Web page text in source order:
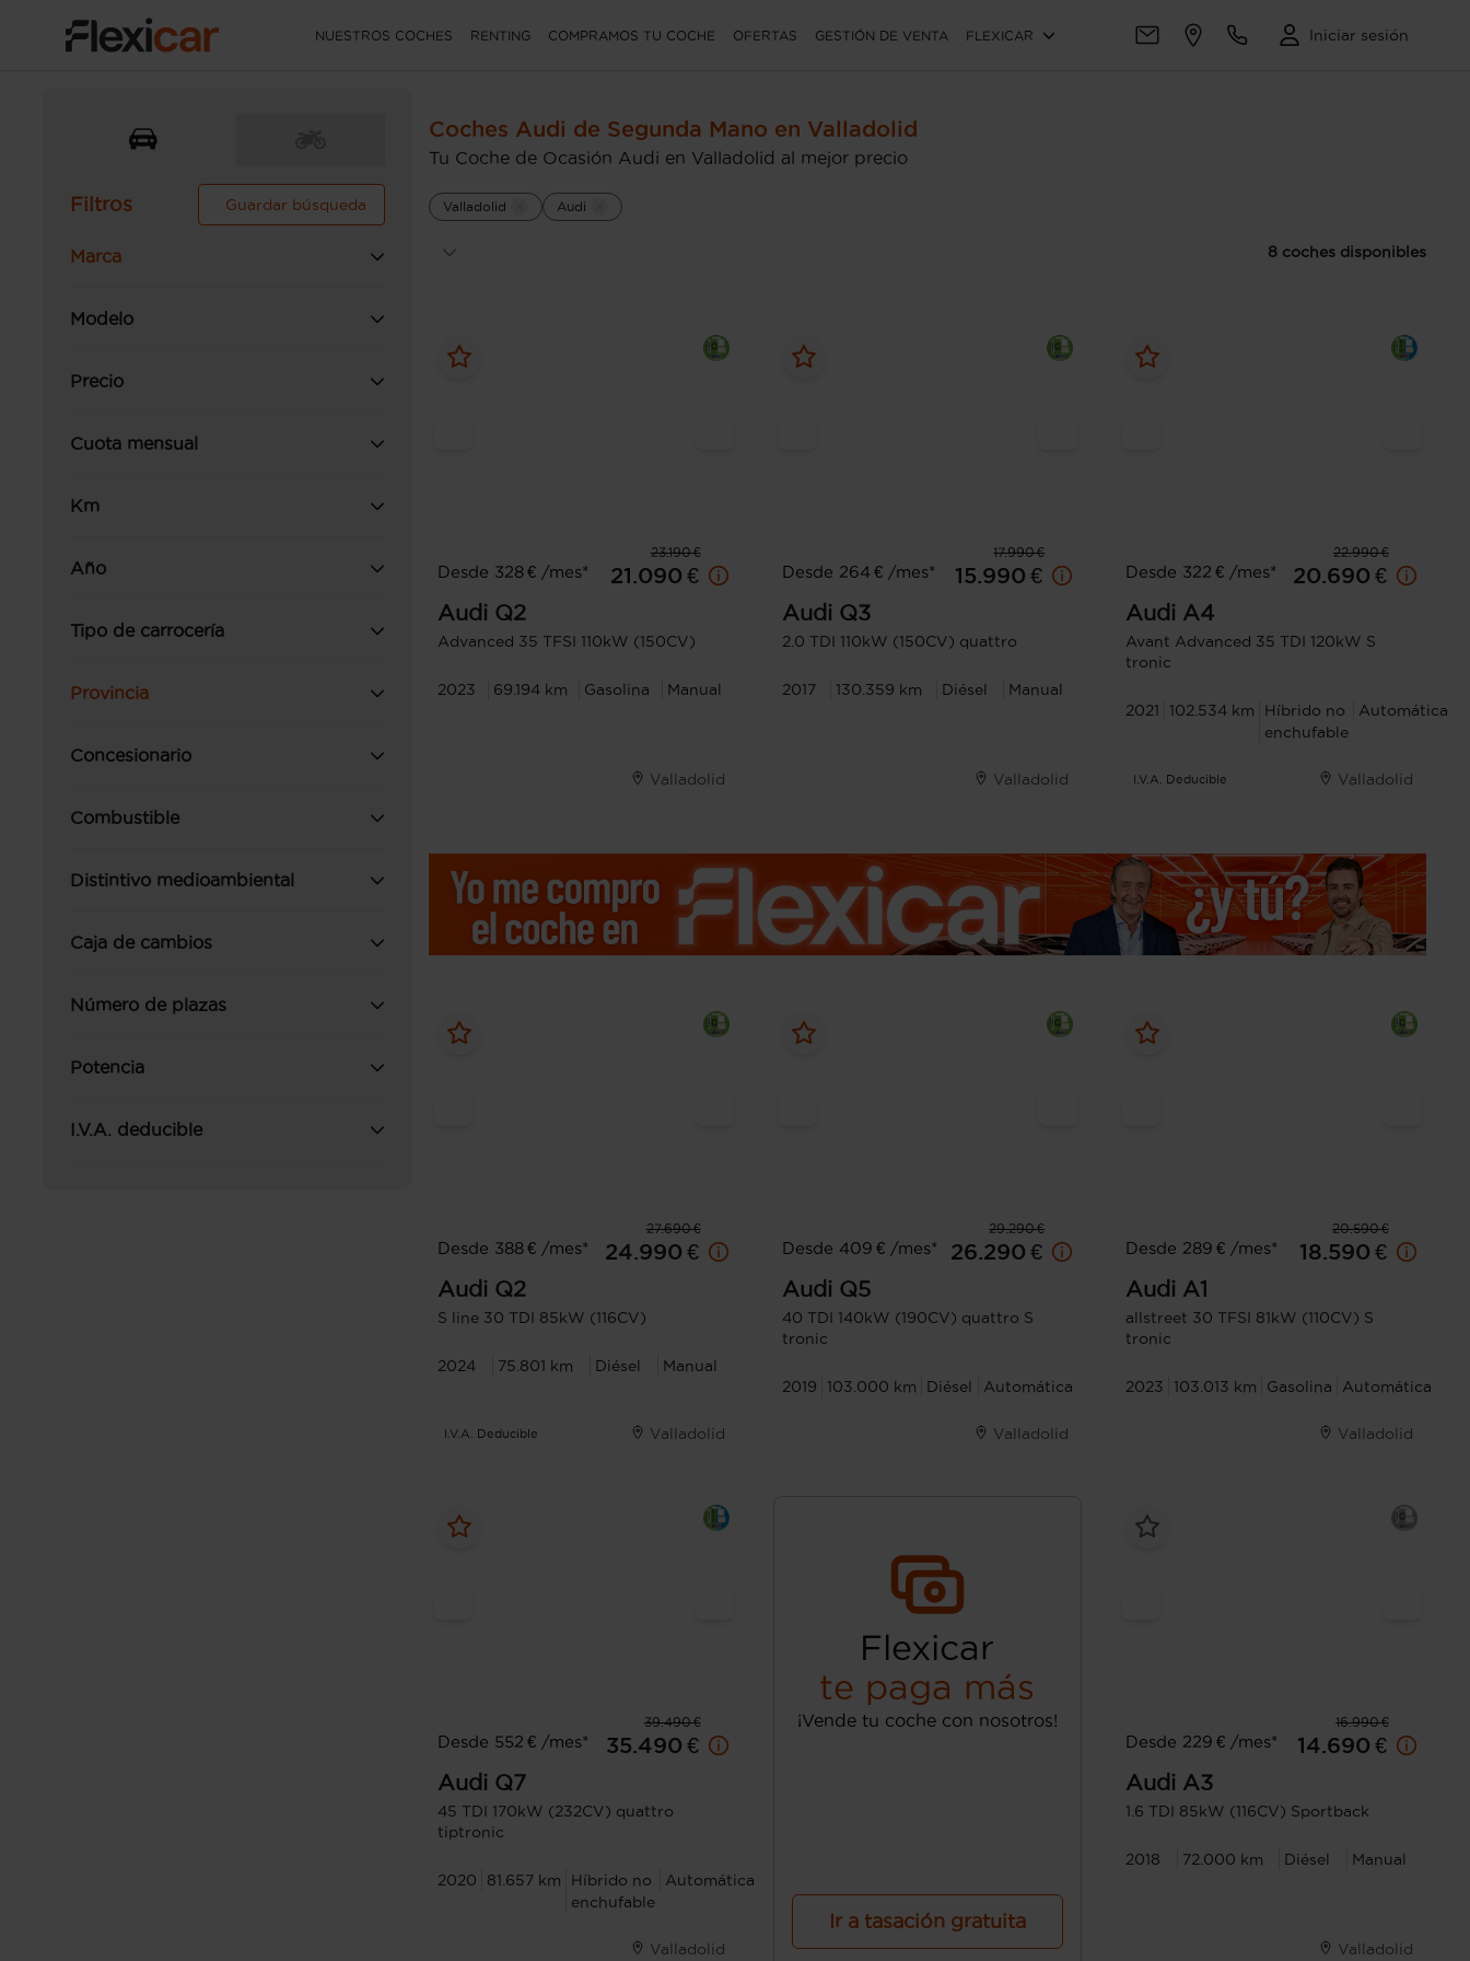
NUESTROS COCHES RENTING COMPRAMOS TU COCHE OFERTAS GESTIÓN DE VENTA FLEXICAR Iniciar sesión
Filtros Guardar búsqueda
Marca
Modelo
Precio
Cuota mensual
Km
Año
Tipo de carrocería
Provincia
Concesionario
Combustible
Distintivo medioambiental
Caja de cambios
Número de plazas
Potencia
I.V.A. deducible
Coches Audi de Segunda Mano en Valladolid
Tu Coche de Ocasión Audi en Valladolid al mejor precio
Valladolid Audi
8 coches disponibles
23.190 €
Desde 328 € /mes*
21.090 €
Audi Q2
Advanced 35 TFSI 110kW (150CV)
2023 69.194 km Gasolina Manual
Valladolid
17.990 €
Desde 264 € /mes*
15.990 €
Audi Q3
2.0 TDI 110kW (150CV) quattro
2017 130.359 km Diésel Manual
Valladolid
22.990 €
Desde 322 € /mes*
20.690 €
Audi A4
Avant Advanced 35 TDI 120kW S
tronic
2021 102.534 km
Híbrido no
enchufable
Automática
I.V.A. Deducible Valladolid
27.690 €
Desde 388 € /mes*
24.990 €
Audi Q2
S line 30 TDI 85kW (116CV)
2024 75.801 km Diésel Manual
I.V.A. Deducible Valladolid
29.290 €
Desde 409 € /mes*
26.290 €
Audi Q5
40 TDI 140kW (190CV) quattro S
tronic
2019 103.000 km Diésel Automática
Valladolid
20.590 €
Desde 289 € /mes*
18.590 €
Audi A1
allstreet 30 TFSI 81kW (110CV) S
tronic
2023 103.013 km Gasolina Automática
Valladolid
39.490 €
Desde 552 € /mes*
35.490 €
Audi Q7
45 TDI 170kW (232CV) quattro
tiptronic
2020 81.657 km
Híbrido no
enchufable
Automática
Valladolid
Flexicar
te paga más
¡Vende tu coche con nosotros!
Ir a tasación gratuita
16.990 €
Desde 229 € /mes*
14.690 €
Audi A3
1.6 TDI 85kW (116CV) Sportback
2018 72.000 km Diésel Manual
Valladolid